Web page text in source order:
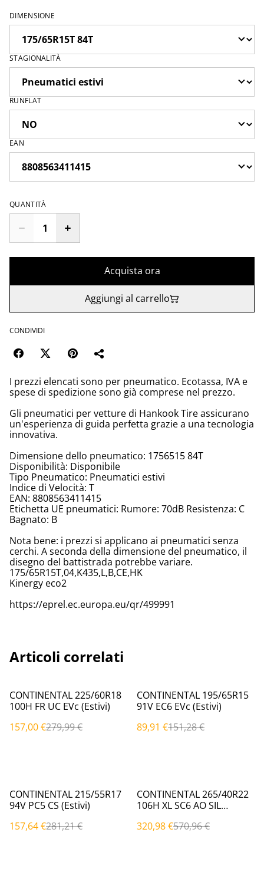
DIMENSIONE
STAGIONALITÀ
RUNFLAT
EAN
QUANTITÀ
Acquista ora
Aggiungi al carrello
CONDIVIDI
I prezzi elencati sono per pneumatico. Ecotassa, IVA e
spese di spedizione sono già comprese nel prezzo.
Gli pneumatici per vetture di Hankook Tire assicurano
un'esperienza di guida perfetta grazie a una tecnologia
innovativa.
Dimensione dello pneumatico: 1756515 84T
Disponibilità: Disponibile
Tipo Pneumatico: Pneumatici estivi
Indice di Velocità: T
EAN: 8808563411415
Etichetta UE pneumatici: Rumore: 70dB Resistenza: C
Bagnato: B
Nota bene: i prezzi si applicano ai pneumatici senza
cerchi. A seconda della dimensione del pneumatico, il
disegno del battistrada potrebbe variare.
175/65R15T,04,K435,L,B,CE,HK
Kinergy eco2
https://eprel.ec.europa.eu/qr/499991
Articoli correlati
%
CONTINENTAL 225/60R18
100H FR UC EVc (Estivi)
157,00 €279,99 €
%
CONTINENTAL 195/65R15
91V EC6 EVc (Estivi)
89,91 €151,28 €
%
CONTINENTAL 215/55R17
94V PC5 CS (Estivi)
157,64 €281,21 €
%
CONTINENTAL 265/40R22
106H XL SC6 AO SIL
320,98 €570,96 €